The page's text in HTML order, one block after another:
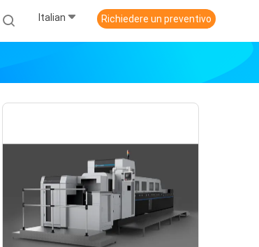
Italian Richiedere un preventivo